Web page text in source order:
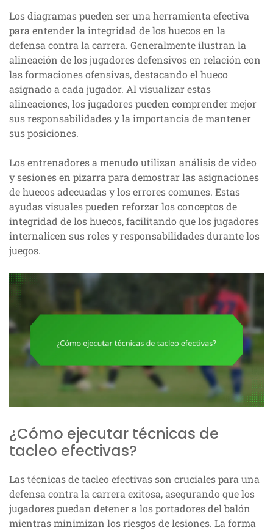
Los diagramas pueden ser una herramienta efectiva
para entender la integridad de los huecos en la
defensa contra la carrera. Generalmente ilustran la
alineación de los jugadores defensivos en relación con
las formaciones ofensivas, destacando el hueco
asignado a cada jugador. Al visualizar estas
alineaciones, los jugadores pueden comprender mejor
sus responsabilidades y la importancia de mantener
sus posiciones.
Los entrenadores a menudo utilizan análisis de video
y sesiones en pizarra para demostrar las asignaciones
de huecos adecuadas y los errores comunes. Estas
ayudas visuales pueden reforzar los conceptos de
integridad de los huecos, facilitando que los jugadores
internalicen sus roles y responsabilidades durante los
juegos.
¿Cómo ejecutar técnicas de
tacleo efectivas?
Las técnicas de tacleo efectivas son cruciales para una
defensa contra la carrera exitosa, asegurando que los
jugadores puedan detener a los portadores del balón
mientras minimizan los riesgos de lesiones. La forma